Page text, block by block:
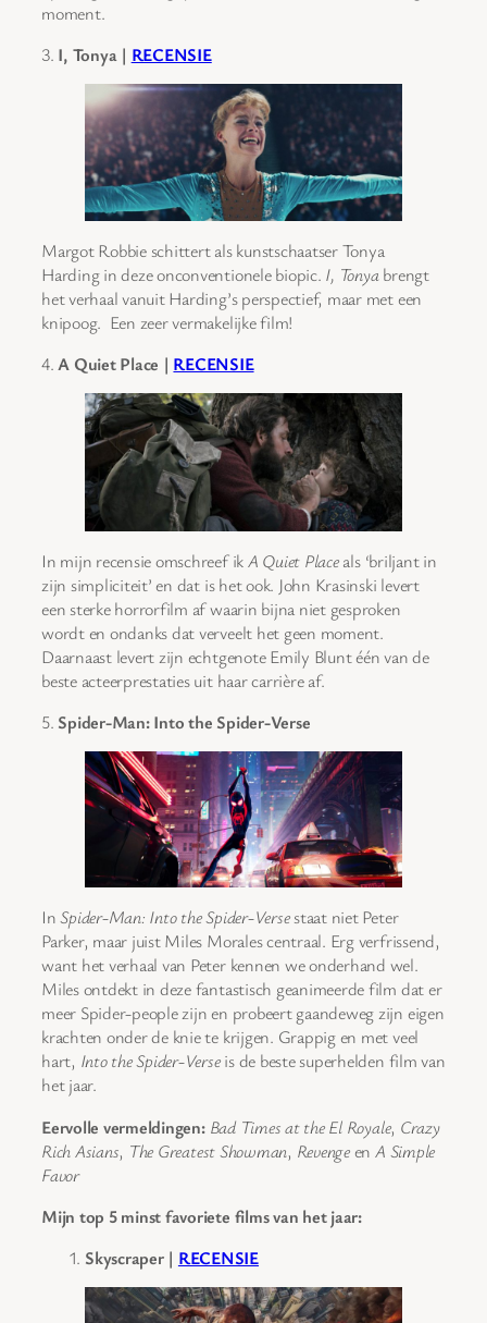
moment.
3. I, Tonya | RECENSIE
Margot Robbie schittert als kunstschaatser Tonya
Harding in deze onconventionele biopic. I, Tonyabrengt
het verhaal vanuit Harding’s perspectief, maar met een
knipoog. Een zeer vermakelijke film!
4.A Quiet Place | RECENSIE
In mijn recensie omschreef ikA Quiet Placeals ‘briljant in
zijn simpliciteit’ en dat is het ook. John Krasinski levert
een sterke horrorfilm af waarin bijna niet gesproken
wordt en ondanks dat verveelt het geen moment.
Daarnaast levert zijn echtgenote Emily Blunt één van de
beste acteerprestaties uit haar carrière af.
5. Spider-Man: Into the Spider-Verse
InSpider-Man: Into the Spider-Versestaat niet Peter
Parker, maar juist Miles Morales centraal. Erg verfrissend,
want het verhaal van Peter kennen we onderhand wel.
Miles ontdekt in deze fantastisch geanimeerde film dat er
meer Spider-people zijn en probeert gaandeweg zijn eigen
krachten onder de knie te krijgen. Grappig en met veel
hart, Into the Spider-Verseis de beste superhelden film van
het jaar.
Eervolle vermeldingen: Bad Times at the El Royale, Crazy
Rich Asians, The Greatest Showman, RevengeenA Simple
Favor
Mijn top 5 minst favoriete films van het jaar:
Skyscraper | RECENSIE